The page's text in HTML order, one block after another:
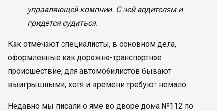
управляющей компнии. С ней водителям и
придется судиться.
Как отмечают специалисты, в основном дела,
оформленные как дорожно-транспортное
происшествие, для автомобилистов бывают
выигрышными, хотя и времени требуют немало.
Недавно мы писали о яме во дворе дома №112 по